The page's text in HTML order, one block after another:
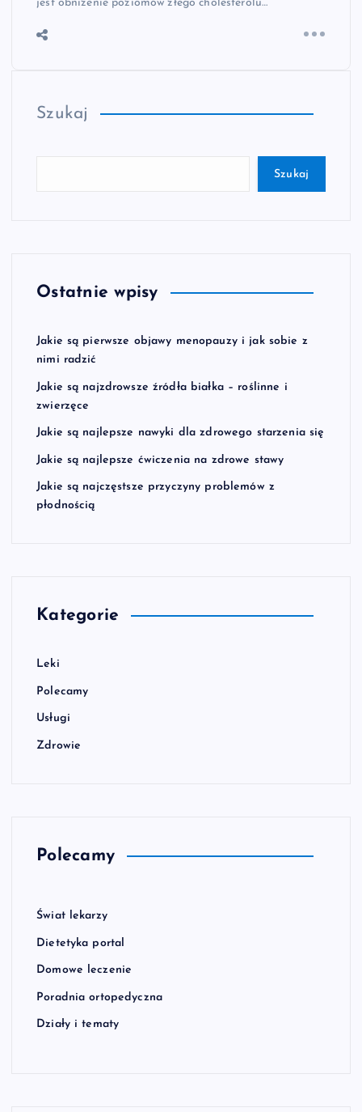
jest obniżenie poziomów złego cholesterolu…
Szukaj
Szukaj
Ostatnie wpisy
Jakie są pierwsze objawy menopauzy i jak sobie z
nimi radzić
Jakie są najzdrowsze źródła białka – roślinne i
zwierzęce
Jakie są najlepsze nawyki dla zdrowego starzenia się
Jakie są najlepsze ćwiczenia na zdrowe stawy
Jakie są najczęstsze przyczyny problemów z
płodnością
Kategorie
Leki
Polecamy
Usługi
Zdrowie
Polecamy
Świat lekarzy
Dietetyka portal
Domowe leczenie
Poradnia ortopedyczna
Działy i tematy